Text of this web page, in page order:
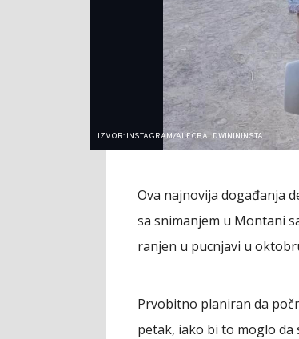
IZVOR: INSTAGRAM/ALECBALDWINININSTA
Ova najnovija događanja
sa snimanjem u Montani
ranjen u pucnjavi u
Prvobitno planiran da
petak, iako bi to moglo da